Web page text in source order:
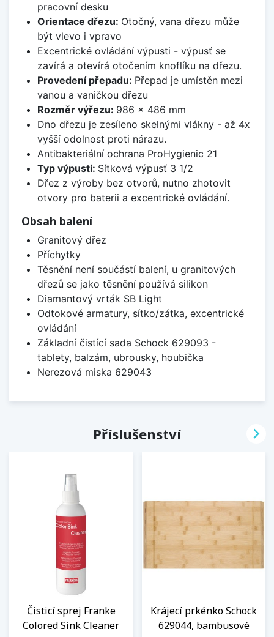
pracovní desku
Orientace dřezu: Otočný, vana dřezu může
být vlevo i vpravo
Excentrické ovládání výpusti - výpusť se
zavírá a otevírá otočením knoflíku na dřezu.
Provedení přepadu: Přepad je umístěn mezi
vanou a vaničkou dřezu
Rozměr výřezu: 986 x 486 mm
Dno dřezu je zesíleno skelnými vlákny - až 4x
vyšší odolnost proti nárazu.
Antibakteriální ochrana ProHygienic 21
Typ výpusti: Sítková výpusť 3 1/2
Dřez z výroby bez otvorů, nutno zhotovit
otvory pro baterii a excentrické ovládání.
Obsah balení
Granitový dřez
Příchytky
Těsnění není součástí balení, u granitových
dřezů se jako těsnění používá silikon
Diamantový vrták SB Light
Odtokové armatury, sítko/zátka, excentrické
ovládání
Základní čistící sada Schock 629093 -
tablety, balzám, ubrousky, houbička
Nerezová miska 629043
Příslušenství
Čisticí sprej Franke
Colored Sink Cleaner
Krájecí prkénko Schock
629044, bambusové
